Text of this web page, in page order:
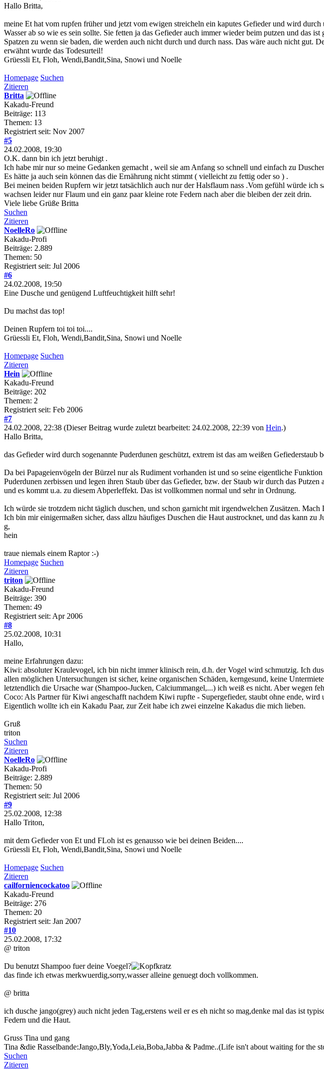
Hallo Britta,
meine Et hat vom rupfen früher und jetzt vom ewigen streicheln ein kaputes Gefieder und wird
Wasser ab so wie es sein sollte. Sie fetten ja das Gefieder auch immer wieder beim putzen und das
Spatzen zu wenn sie baden, die werden auch nicht durch und durch nass. Das wäre auch nicht
erwähnt wurde das Todesurteil!
Grüessli Et, Floh, Wendi,Bandit,Sina, Snowi und Noelle
Homepage Suchen
Zitieren
Britta
Kakadu-Freund
Beiträge: 113
Themen: 13
Registriert seit: Nov 2007
#5
24.02.2008, 19:30
O.K. dann bin ich jetzt beruhigt .
Ich habe mir nur so meine Gedanken gemacht , weil sie am Anfang so schnell und einfach zu
Es hätte ja auch sein können das die Ernährung nicht stimmt ( vielleicht zu fettig oder so ) .
Bei meinen beiden Rupfern wir jetzt tatsächlich auch nur der Halsflaum nass .Vom gefühl würde
wachsen leider nur Flaum und ein ganz paar kleine rote Federn nach aber die bleiben der zeit drin.
Viele liebe Grüße Britta
Suchen
Zitieren
NoelleRo
Kakadu-Profi
Beiträge: 2.889
Themen: 50
Registriert seit: Jul 2006
#6
24.02.2008, 19:50
Eine Dusche und genügend Luftfeuchtigkeit hilft sehr!
Du machst das top!
Deinen Rupfern toi toi toi....
Grüessli Et, Floh, Wendi,Bandit,Sina, Snowi und Noelle
Homepage Suchen
Zitieren
Hein
Kakadu-Freund
Beiträge: 202
Themen: 2
Registriert seit: Feb 2006
#7
24.02.2008, 22:38 (Dieser Beitrag wurde zuletzt bearbeitet: 24.02.2008, 22:39 von Hein.)
Hallo Britta,
das Gefieder wird durch sogenannte Puderdunen geschützt, extrem ist das am weißen Gefiederstaub
Da bei Papageienvögeln der Bürzel nur als Rudiment vorhanden ist und so seine eigentliche
Puderdunen zerbissen und legen ihren Staub über das Gefieder, bzw. der Staub wir durch das
und es kommt u.a. zu diesem Abperleffekt. Das ist vollkommen normal und sehr in Ordnung.
Ich würde sie trotzdem nicht täglich duschen, und schon garnicht mit irgendwelchen Zusätzen.
Ich bin mir einigermaßen sicher, dass allzu häufiges Duschen die Haut austrocknet, und das kann zu
g,
hein
traue niemals einem Raptor :-)
Homepage Suchen
Zitieren
triton
Kakadu-Freund
Beiträge: 390
Themen: 49
Registriert seit: Apr 2006
#8
25.02.2008, 10:31
Hallo,
meine Erfahrungen dazu:
Kiwi: absoluter Kraulevogel, ich bin nicht immer klinisch rein, d.h. der Vogel wird schmutzig. Ich
allen möglichen Untersuchungen ist sicher, keine organischen Schäden, kerngesund, keine
letztendlich die Ursache war (Shampoo-Jucken, Calciummangel,...) ich weiß es nicht. Aber wegen
Coco: Als Partner für Kiwi angeschafft nachdem Kiwi rupfte - Supergefieder, staubt ohne ende,
Eigentlich wollte ich ein Kakadu Paar, zur Zeit habe ich zwei einzelne Kakadus die mich lieben.
Gruß
triton
Suchen
Zitieren
NoelleRo
Kakadu-Profi
Beiträge: 2.889
Themen: 50
Registriert seit: Jul 2006
#9
25.02.2008, 12:38
Hallo Triton,
mit dem Gefieder von Et und FLoh ist es genausso wie bei deinen Beiden....
Grüessli Et, Floh, Wendi,Bandit,Sina, Snowi und Noelle
Homepage Suchen
Zitieren
cailforniencockatoo
Kakadu-Freund
Beiträge: 276
Themen: 20
Registriert seit: Jan 2007
#10
25.02.2008, 17:32
@ triton
Du benutzt Shampoo fuer deine Voegel?
das finde ich etwas merkwuerdig,sorry,wasser alleine genuegt doch vollkommen.
@ britta
ich dusche jango(grey) auch nicht jeden Tag,erstens weil er es eh nicht so mag,denke mal das ist
Federn und die Haut.
Gruss Tina und gang
Tina &die Rasselbande:Jango,Bly,Yoda,Leia,Boba,Jabba & Padme..(Life isn't about waiting for the
Suchen
Zitieren